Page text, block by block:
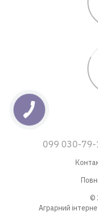
099 030-79-
©
Аграрний